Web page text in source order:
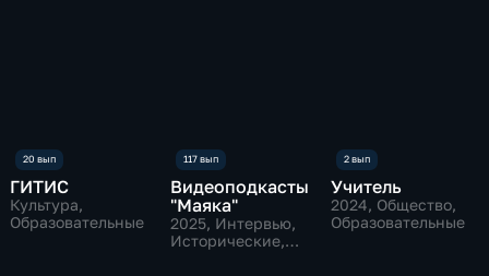
ГИТИС
Культура,
Образовательные
Видеоподкасты
"Маяка"
2025, Интервью,
Исторические,
Учитель
2024, Общество,
Образовательные